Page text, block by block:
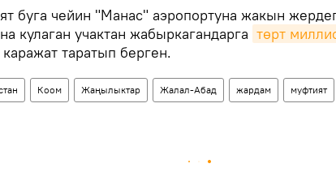
буга чейин "Манас" аэропортуна жакын
кулаган учактан жабыркагандарга төрт
таратып берген.
Коом Жаңылыктар Жалал-Абад жардам муфтият